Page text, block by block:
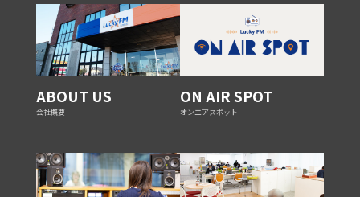
ABOUT US
会社概要
ON AIR SPOT
オンエアスポット